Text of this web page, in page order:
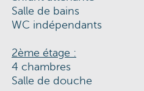
Salle de bains
WC indépendants
2ème étage :
4 chambres
Salle de douche